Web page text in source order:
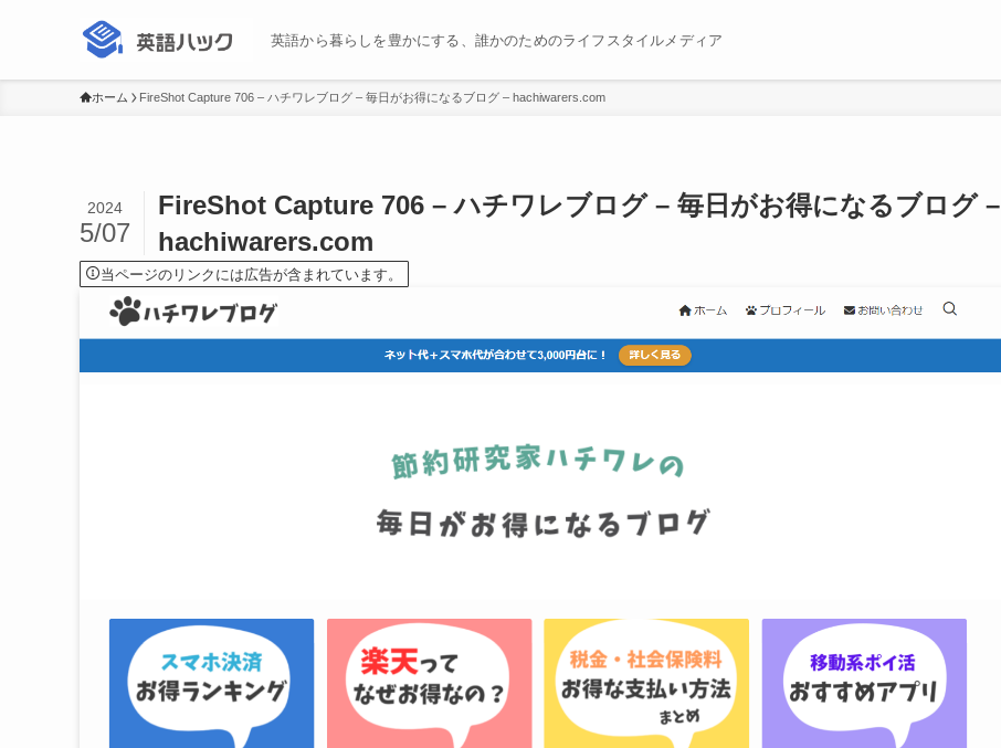
英語から暮らしを豊かにする、誰かのためのライフスタイルメディア
ホーム FireShot Capture 706 – ハチワレブログ – 毎日がお得になるブログ – hachiwarers.com
FireShot Capture 706 – ハチワレブログ – 毎日がお得になるブログ –
hachiwarers.com
2024
5/07
当ページのリンクには広告が含まれています。